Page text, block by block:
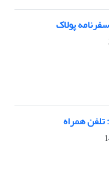
پولاک
همراه